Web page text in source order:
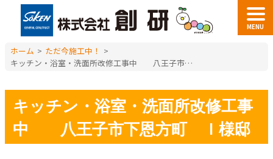
MENU
ホーム > ただ今施工中！ >
キッチン・浴室・洗面所改修工事中 八王子市下恩方町 Ｉ様邸
キッチン・浴室・洗面所改修工事
中 八王子市下恩方町 Ｉ様邸